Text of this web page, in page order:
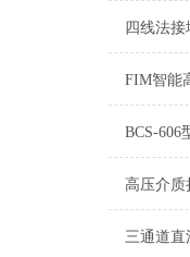
四线法
高压介质